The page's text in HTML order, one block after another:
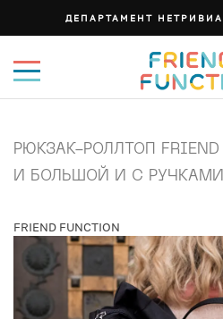
ДЕПАРТАМЕНТ
РЮКЗАК-РОЛЛТОП FRIEND
И БОЛЬШОЙ И С РУЧКАМИ
FRIEND FUNCTION